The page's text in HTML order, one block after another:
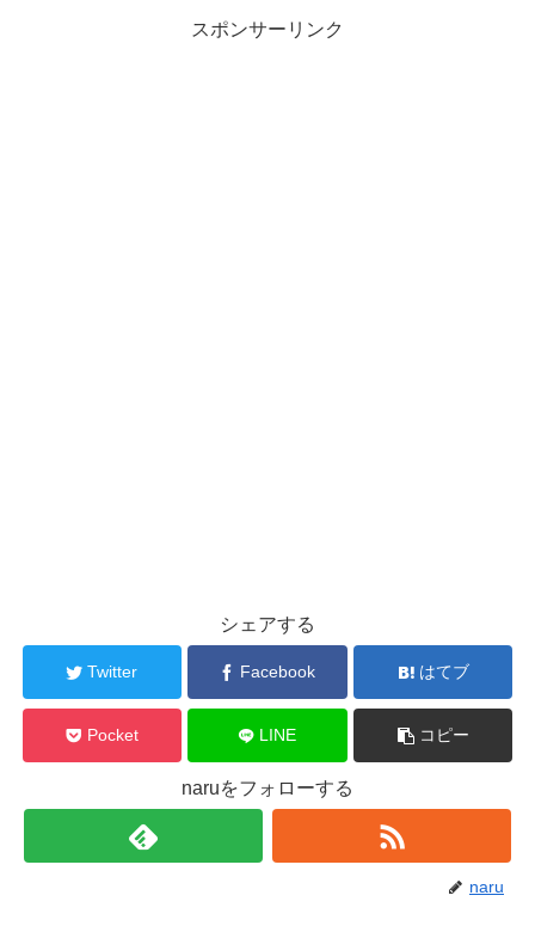
スポンサーリンク
シェアする
Twitter Facebook はてブ
Pocket LINE コピー
naruをフォローする
naru